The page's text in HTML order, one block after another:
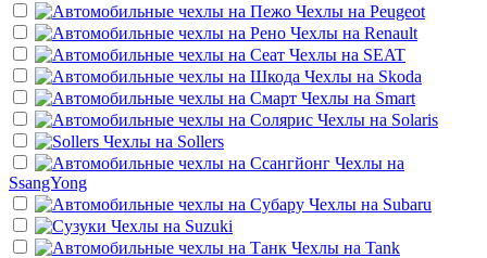
Чехлы на Peugeot
Чехлы на Renault
Чехлы на SEAT
Чехлы на Skoda
Чехлы на Smart
Чехлы на Solaris
Чехлы на Sollers
Чехлы на
SsangYong
Чехлы на Subaru
Чехлы на Suzuki
Чехлы на Tank